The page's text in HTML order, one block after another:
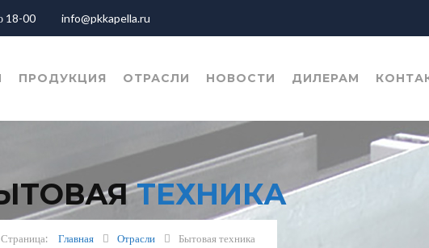
18-00 info@pkkapella.ru
ПРОДУКЦИЯ ОТРАСЛИ НОВОСТИ ДИЛЕРАМ
ТЕХНИКА
Главная Отрасли Бытовая техника